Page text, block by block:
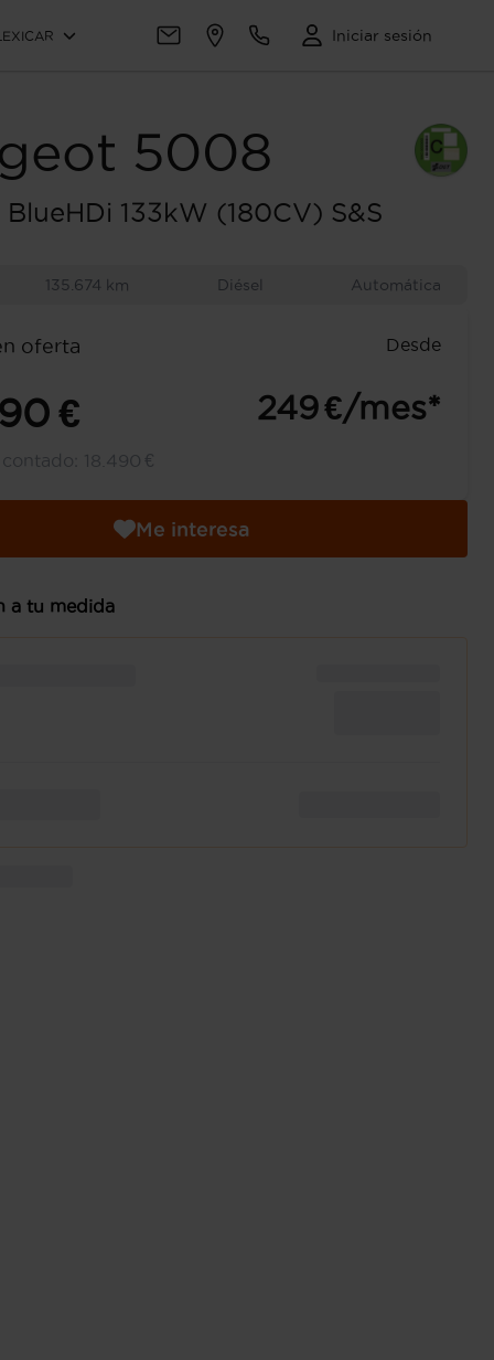
Iniciar sesión
5008
BlueHDi 133kW (180CV) S&S
135.674 km Diésel Automática
oferta
Desde
€ 249 €/mes*
18.490 €
Me interesa
a tu medida